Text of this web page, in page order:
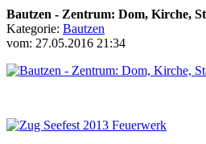
Bautzen - Zentrum: Dom, Kirche,
Kategorie: Bautzen
vom: 27.05.2016 21:34